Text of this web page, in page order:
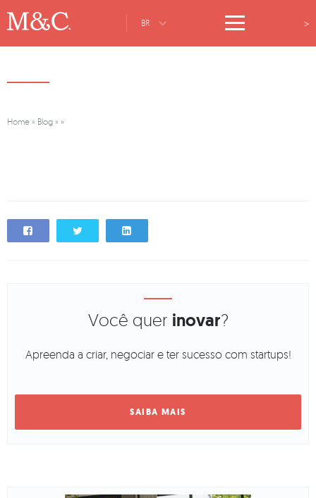
BR >
Home » Blog » »
Você quer inovar?
Apreenda a criar, negociar e ter sucesso com startups!